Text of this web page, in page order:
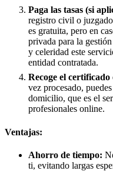
Paga las tasas (si
registro civil o
es gratuita, pero en
privada para la
y celeridad este
entidad contratada.
Recoge el
vez procesado,
domicilio, que es el
profesionales online.
Ventajas:
Ahorro de tiempo:
ti, evitando largas